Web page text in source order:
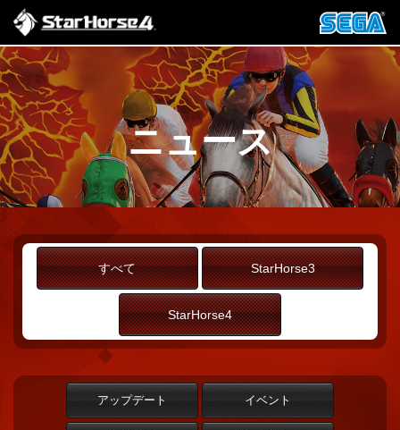
ニュース
すべて StarHorse3
StarHorse4
アップデート イベント